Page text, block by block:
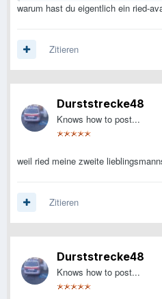
warum hast du eigentlich ein ried-
Zitieren
Durststrecke48
Knows how to post...
weil ried meine zweite
Zitieren
Durststrecke48
Knows how to post...